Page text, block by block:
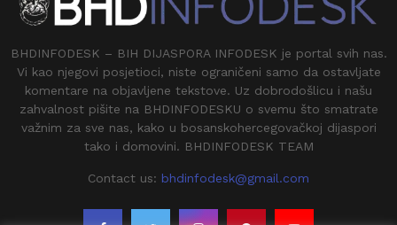
BHDINFODESK – BIH DIJASPORA INFODESK je portal svih nas.
Vi kao njegovi posjetioci, niste ograničeni samo da ostavljate
komentare na objavljene tekstove. Uz dobrodošlicu i našu
zahvalnost pišite na BHDINFODESKU o svemu što smatrate
važnim za sve nas, kako u bosanskohercegovačkoj dijaspori
tako i domovini. BHDINFODESK TEAM
Contact us: bhdinfodesk@gmail.com